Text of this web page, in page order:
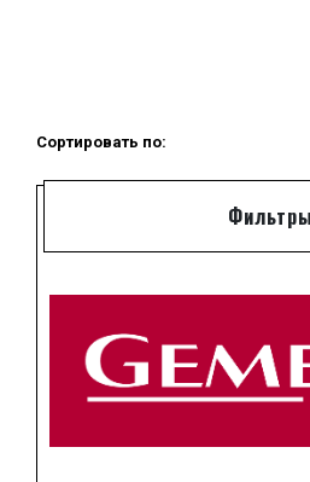
Фильтры
Сортировать по: